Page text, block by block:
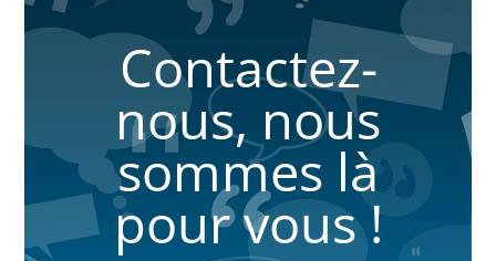
Contactez-
nous, nous
sommes là
pour vous !